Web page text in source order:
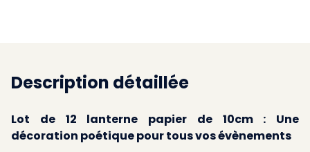
Description détaillée
Lot de 12 lanterne papier de 10cm : Une
décoration poétique pour tous vos évènements